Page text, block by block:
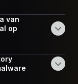
van
op